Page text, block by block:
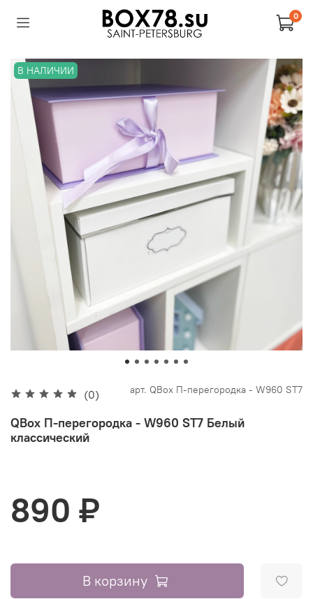
0
В НАЛИЧИИ
(0) арт. QBox П-перегородка - W960 ST7
QBox П-перегородка - W960 ST7 Белый
классический
890 ₽
В корзину